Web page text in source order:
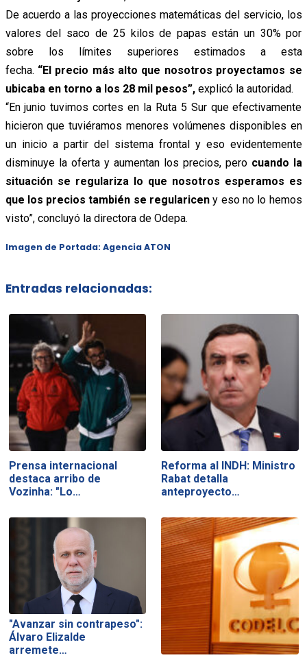
De acuerdo a las proyecciones matemáticas del servicio, los
valores del saco de 25 kilos de papas están un 30% por
sobre los límites superiores estimados a esta
fecha. “El precio más alto que nosotros proyectamos se
ubicaba en torno a los 28 mil pesos”, explicó la autoridad.
“En junio tuvimos cortes en la Ruta 5 Sur que efectivamente
hicieron que tuviéramos menores volúmenes disponibles en
un inicio a partir del sistema frontal y eso evidentemente
disminuye la oferta y aumentan los precios, pero cuando la
situación se regulariza lo que nosotros esperamos es
que los precios también se regularicen y eso no lo hemos
visto”, concluyó la directora de Odepa.
Imagen de Portada: Agencia ATON
Entradas relacionadas:
Prensa internacional
destaca arribo de
Vozinha: "Lo…
Reforma al INDH: Ministro
Rabat detalla
anteproyecto…
"Avanzar sin contrapeso":
Álvaro Elizalde
arremete…